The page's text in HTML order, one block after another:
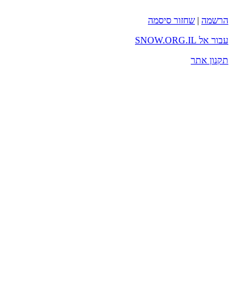
הרשמה | שחזור סיסמה
עבור אל SNOW.ORG.IL
תקנון אתר